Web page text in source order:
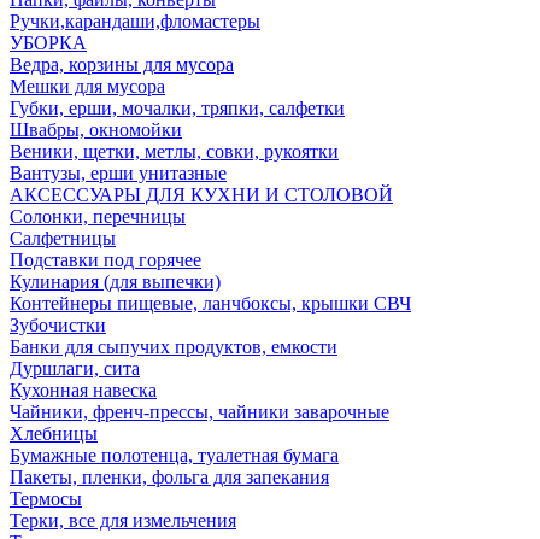
Ручки,карандаши,фломастеры
УБОРКА
Ведра, корзины для мусора
Мешки для мусора
Губки, ерши, мочалки, тряпки, салфетки
Швабры, окномойки
Веники, щетки, метлы, совки, рукоятки
Вантузы, ерши унитазные
АКСЕССУАРЫ ДЛЯ КУХНИ И СТОЛОВОЙ
Солонки, перечницы
Салфетницы
Подставки под горячее
Кулинария (для выпечки)
Контейнеры пищевые, ланчбоксы, крышки СВЧ
Зубочистки
Банки для сыпучих продуктов, емкости
Дуршлаги, сита
Кухонная навеска
Чайники, френч-прессы, чайники заварочные
Хлебницы
Бумажные полотенца, туалетная бумага
Пакеты, пленки, фольга для запекания
Термосы
Терки, все для измельчения